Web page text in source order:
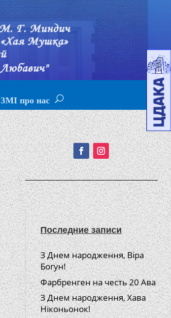
ЗМІ про нас
Подписывайтесь!
Последние записи
З Днем народження, Віра
Богун!
Фарбренген на честь 20 Ава
З Днем народження, Хава
Ніконьонок!